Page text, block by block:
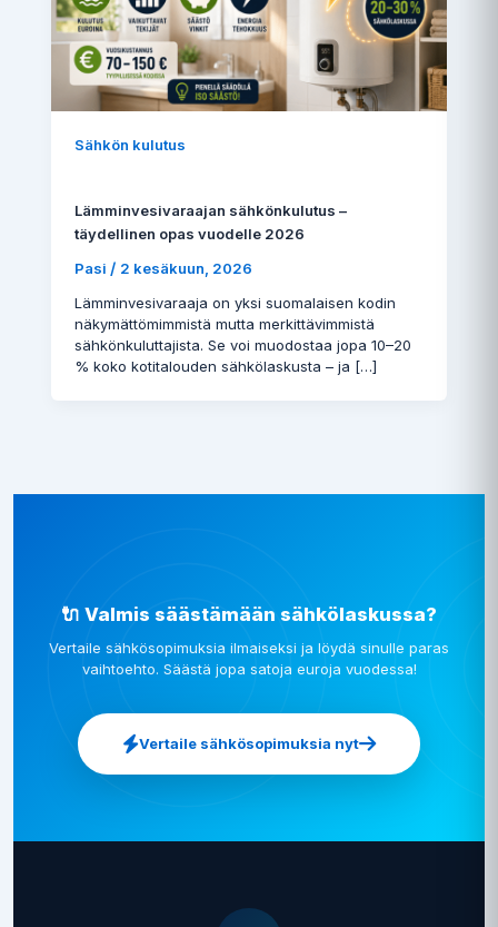
Sähkön kulutus
Lämminvesivaraajan sähkönkulutus –
täydellinen opas vuodelle 2026
Pasi / 2 kesäkuun, 2026
Lämminvesivaraaja on yksi suomalaisen kodin
näkymättömimmistä mutta merkittävimmistä
sähkönkuluttajista. Se voi muodostaa jopa 10–20
% koko kotitalouden sähkölaskusta – ja […]
🔌 Valmis säästämään sähkölaskussa?
Vertaile sähkösopimuksia ilmaiseksi ja löydä sinulle paras
vaihtoehto. Säästä jopa satoja euroja vuodessa!
Vertaile sähkösopimuksia nyt